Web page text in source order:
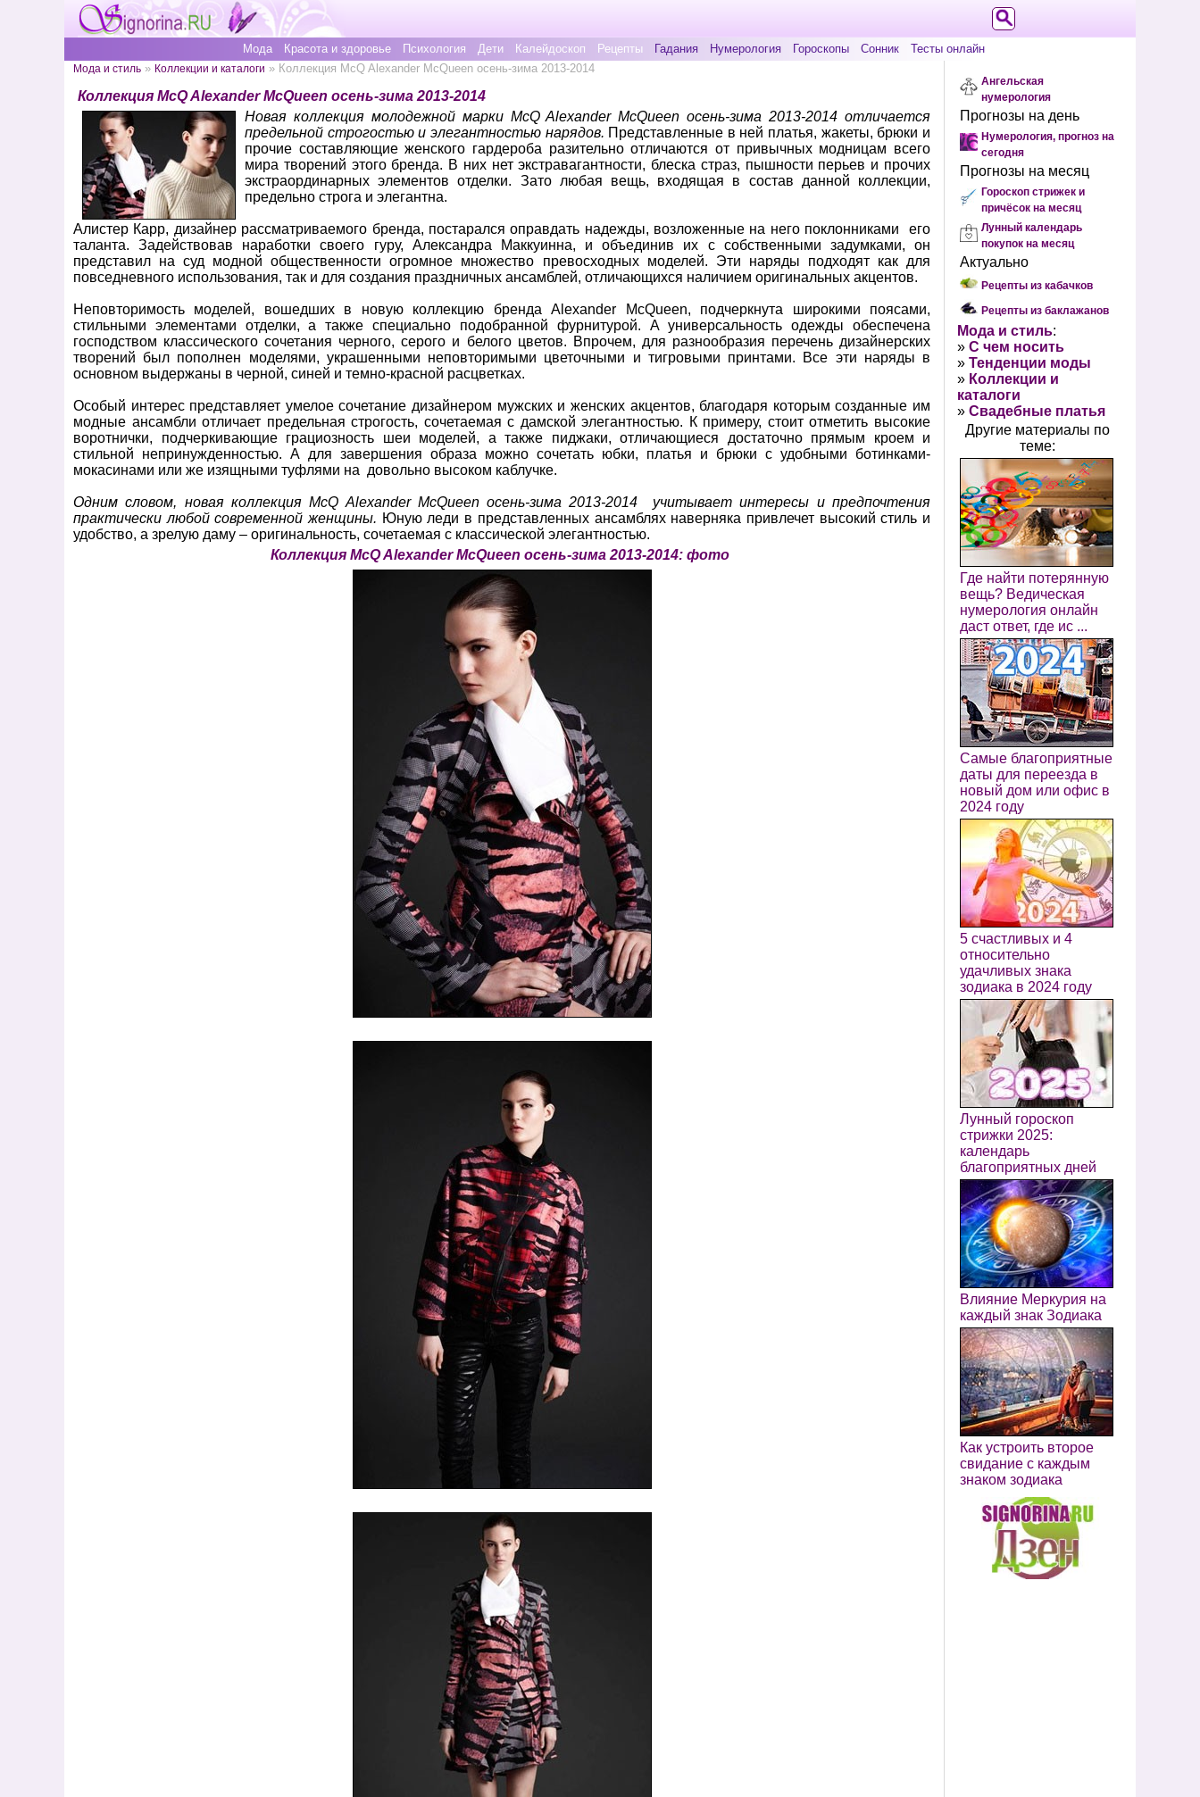
Мода Красота и здоровье Психология Дети Калейдоскоп Рецепты Гадания Нумерология Гороскопы Сонник Тесты онлайн
Мода и стиль » Коллекции и каталоги » Коллекция McQ Alexander McQueen осень-зима 2013-2014
Коллекция McQ Alexander McQueen осень-зима 2013-2014
Новая коллекция молодежной марки McQ Alexander McQueen осень-зима 2013-2014 отличается
предельной строгостью и элегантностью нарядов. Представленные в ней платья, жакеты, брюки и
прочие составляющие женского гардероба разительно отличаются от привычных модницам всего
мира творений этого бренда. В них нет экстравагантности, блеска страз, пышности перьев и прочих
экстраординарных элементов отделки. Зато любая вещь, входящая в состав данной коллекции,
предельно строга и элегантна.
Алистер Карр, дизайнер рассматриваемого бренда, постарался оправдать надежды, возложенные на него поклонниками его
таланта. Задействовав наработки своего гуру, Александра Маккуинна, и объединив их с собственными задумками, он
представил на суд модной общественности огромное множество превосходных моделей. Эти наряды подходят как для
повседневного использования, так и для создания праздничных ансамблей, отличающихся наличием оригинальных акцентов.
Неповторимость моделей, вошедших в новую коллекцию бренда Alexander McQueen, подчеркнута широкими поясами,
стильными элементами отделки, а также специально подобранной фурнитурой. А универсальность одежды обеспечена
господством классического сочетания черного, серого и белого цветов. Впрочем, для разнообразия перечень дизайнерских
творений был пополнен моделями, украшенными неповторимыми цветочными и тигровыми принтами. Все эти наряды в
основном выдержаны в черной, синей и темно-красной расцветках.
Особый интерес представляет умелое сочетание дизайнером мужских и женских акцентов, благодаря которым созданные им
модные ансамбли отличает предельная строгость, сочетаемая с дамской элегантностью. К примеру, стоит отметить высокие
воротнички, подчеркивающие грациозность шеи моделей, а также пиджаки, отличающиеся достаточно прямым кроем и
стильной непринужденностью. А для завершения образа можно сочетать юбки, платья и брюки с удобными ботинками-
мокасинами или же изящными туфлями на довольно высоком каблучке.
Одним словом, новая коллекция McQ Alexander McQueen осень-зима 2013-2014 учитывает интересы и предпочтения
практически любой современной женщины. Юную леди в представленных ансамблях наверняка привлечет высокий стиль и
удобство, а зрелую даму – оригинальность, сочетаемая с классической элегантностью.
Коллекция McQ Alexander McQueen осень-зима 2013-2014: фото
Ангельская
нумерология
Прогнозы на день
Нумерология, прогноз на
сегодня
Прогнозы на месяц
Гороскоп стрижек и
причёсок на месяц
Лунный календарь
покупок на месяц
Актуально
Рецепты из кабачков
Рецепты из баклажанов
Мода и стиль:
» С чем носить
» Тенденции моды
» Коллекции и
каталоги
» Свадебные платья
Другие материалы по
теме:
Где найти потерянную
вещь? Ведическая
нумерология онлайн
даст ответ, где ис ...
Самые благоприятные
даты для переезда в
новый дом или офис в
2024 году
5 счастливых и 4
относительно
удачливых знака
зодиака в 2024 году
Лунный гороскоп
стрижки 2025:
календарь
благоприятных дней
Влияние Меркурия на
каждый знак Зодиака
Как устроить второе
свидание с каждым
знаком зодиака